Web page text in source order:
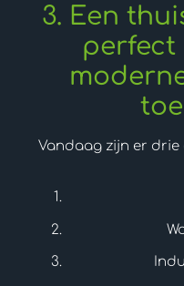
3. Een
perfect
Vandaag zijn er